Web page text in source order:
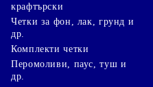
крафтърски
Четки за фон, лак, грунд и
др.
Комплекти четки
Перомоливи, паус, туш и
др.